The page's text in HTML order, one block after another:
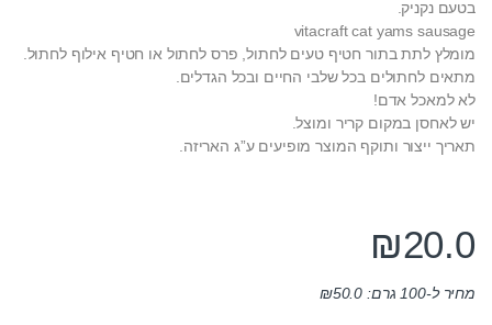
בטעם נקניק.
vitacraft cat yams sausage
מומלץ לתת בתור חטיף טעים לחתול, פרס לחתול או חטיף אילוף לחתול.
מתאים לחתולים בכל שלבי החיים ובכל הגדלים.
לא למאכל אדם!
יש לאחסן במקום קריר ומוצל.
תאריך ייצור ותוקף המוצר מופיעים ע”ג האריזה.
₪20.0
מחיר ל-100 גרם: ₪50.0